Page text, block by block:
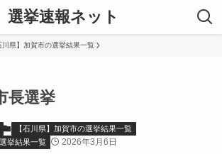
選挙速報ネット
川県】加賀市の選挙結果一覧
長選挙
【石川県】加賀市の選挙結果一覧
挙結果一覧
2026年3月6日